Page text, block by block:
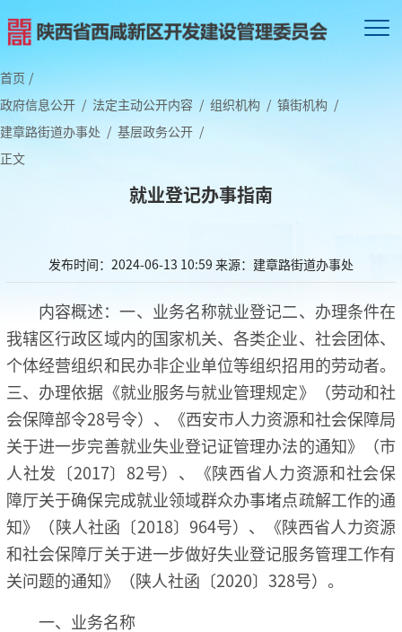
首页 /
政府信息公开 / 法定主动公开内容 / 组织机构 / 镇街机构 /
建章路街道办事处 / 基层政务公开 /
正文
就业登记办事指南
发布时间：2024-06-13 10:59 来源：建章路街道办事处
内容概述：一、业务名称就业登记二、办理条件在
我辖区行政区域内的国家机关、各类企业、社会团体、
个体经营组织和民办非企业单位等组织招用的劳动者。
三、办理依据《就业服务与就业管理规定》（劳动和社
会保障部令28号令）、《西安市人力资源和社会保障局
关于进一步完善就业失业登记证管理办法的通知》（市
人社发〔2017〕82号）、《陕西省人力资源和社会保
障厅关于确保完成就业领域群众办事堵点疏解工作的通
知》（陕人社函〔2018〕964号）、《陕西省人力资源
和社会保障厅关于进一步做好失业登记服务管理工作有
关问题的通知》（陕人社函〔2020〕328号）。
一、业务名称